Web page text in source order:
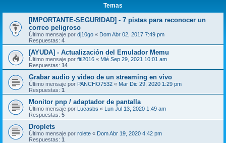
Temas
[IMPORTANTE-SEGURIDAD] - 7 pistas para reconocer un
correo peligroso
Último mensaje por dj10go « Dom Abr 02, 2017 7:49 pm
Respuestas: 4
[AYUDA] - Actualización del Emulador Memu
Último mensaje por fiti2016 « Mié Sep 29, 2021 10:01 am
Respuestas: 14
Grabar audio y video de un streaming en vivo
Último mensaje por PANCHO7532 « Mar Dic 29, 2020 1:29 pm
Respuestas: 1
Monitor pnp / adaptador de pantalla
Último mensaje por Lucasbs « Lun Jul 13, 2020 1:49 am
Respuestas: 5
Droplets
Último mensaje por rolete « Dom Abr 19, 2020 4:42 pm
Respuestas: 1